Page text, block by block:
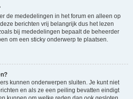
de mededelingen in het forum en alleen op
berichten vrij belangrijk dus het lezen
bij mededelingen bepaalt de beheerder
om een sticky onderwerp te plaatsen.
kunnen onderwerpen sluiten. Je kunt niet
en als ze een peiling bevatten eindigt